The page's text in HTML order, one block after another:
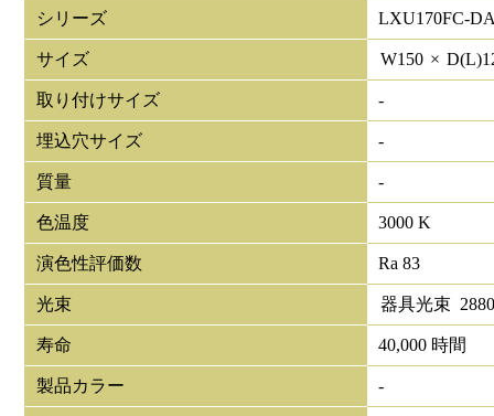
シリーズ LXU170FC-
サイズ W150 × D(L)
取り付けサイズ -
埋込穴サイズ -
質量 -
色温度 3000 K
演色性評価数 Ra 83
光束 器具光束
寿命 40,000 時間
製品カラー -